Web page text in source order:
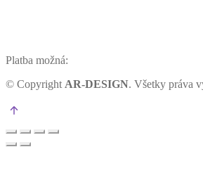
Platba možná:
© Copyright AR-DESIGN. Všetky práva